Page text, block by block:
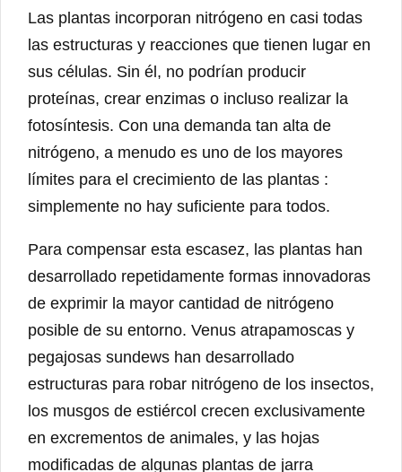
Las plantas incorporan nitrógeno en casi todas
las estructuras y reacciones que tienen lugar en
sus células. Sin él, no podrían producir
proteínas, crear enzimas o incluso realizar la
fotosíntesis. Con una demanda tan alta de
nitrógeno, a menudo es uno de los mayores
límites para el crecimiento de las plantas :
simplemente no hay suficiente para todos.
Para compensar esta escasez, las plantas han
desarrollado repetidamente formas innovadoras
de exprimir la mayor cantidad de nitrógeno
posible de su entorno. Venus atrapamoscas y
pegajosas sundews han desarrollado
estructuras para robar nitrógeno de los insectos,
los musgos de estiércol crecen exclusivamente
en excrementos de animales, y las hojas
modificadas de algunas plantas de jarra